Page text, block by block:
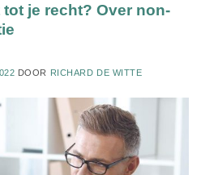
je recht? Over non-
DOOR RICHARD DE WITTE